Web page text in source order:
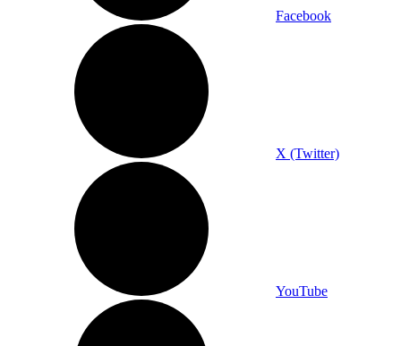
Facebook
X (Twitter)
YouTube